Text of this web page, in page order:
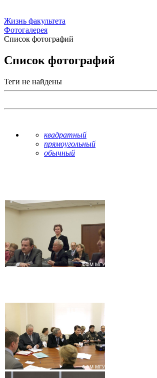
Жизнь факультета
Фотогалерея
Список фотографий
Список фотографий
Теги не найдены
квадратный
прямоугольный
обычный